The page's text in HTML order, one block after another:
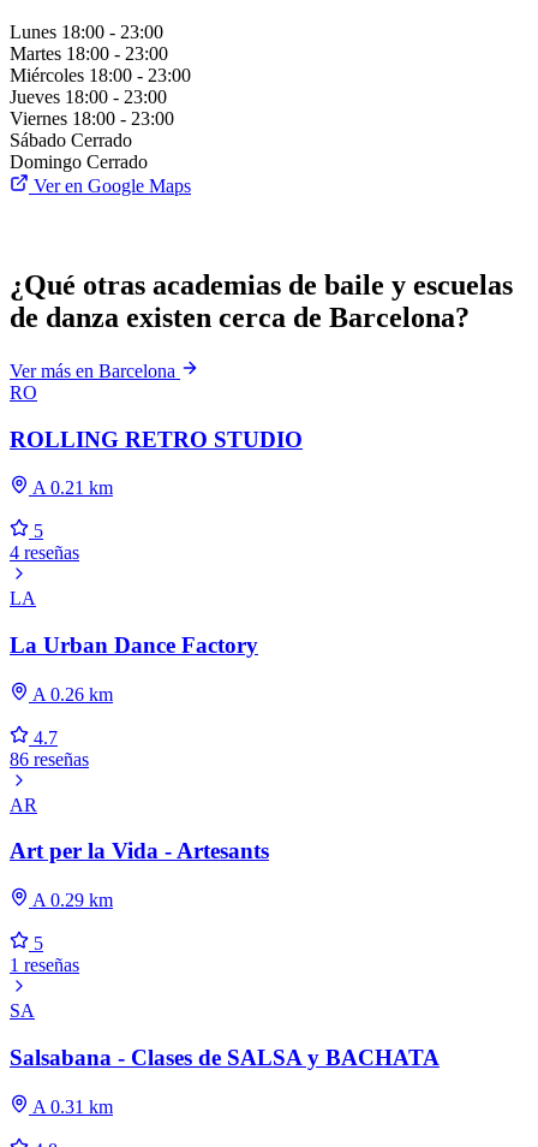
Lunes 18:00 - 23:00
Martes 18:00 - 23:00
Miércoles 18:00 - 23:00
Jueves 18:00 - 23:00
Viernes 18:00 - 23:00
Sábado Cerrado
Domingo Cerrado
Ver en Google Maps
¿Qué otras academias de baile y escuelas
de danza existen cerca de Barcelona?
Ver más en Barcelona
RO
ROLLING RETRO STUDIO
A 0.21 km
5
4 reseñas
LA
La Urban Dance Factory
A 0.26 km
4.7
86 reseñas
AR
Art per la Vida - Artesants
A 0.29 km
5
1 reseñas
SA
Salsabana - Clases de SALSA y BACHATA
A 0.31 km